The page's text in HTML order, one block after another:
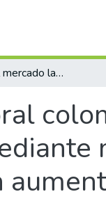
Inteligencia del mercado laboral colombiano : detección automatizada de habilidades mediante modelos grandes de lenguaje (LLM) y recuperación aumentada (RAG)